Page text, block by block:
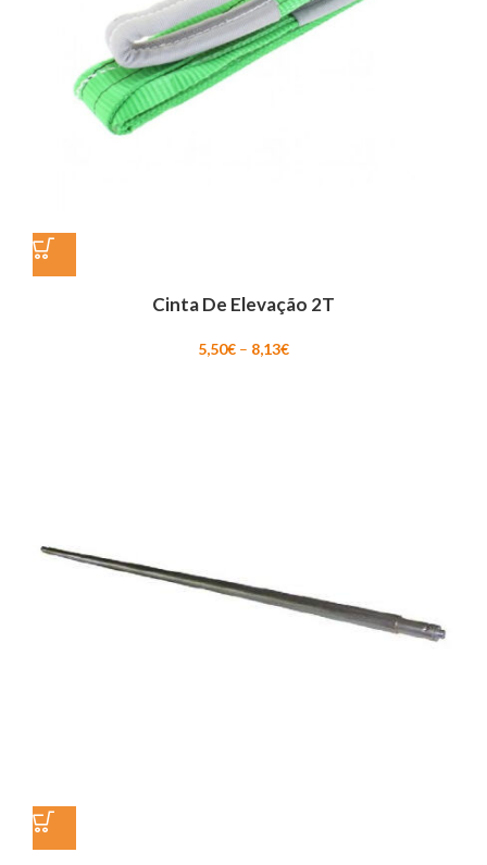
Cinta De Elevação 2T
5,50€ – 8,13€Price